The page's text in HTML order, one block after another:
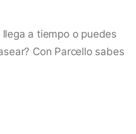
a tiempo o puedes
Con Parcello sabes